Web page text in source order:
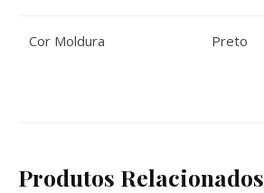
Cor Moldura Preto
Produtos Relacionados